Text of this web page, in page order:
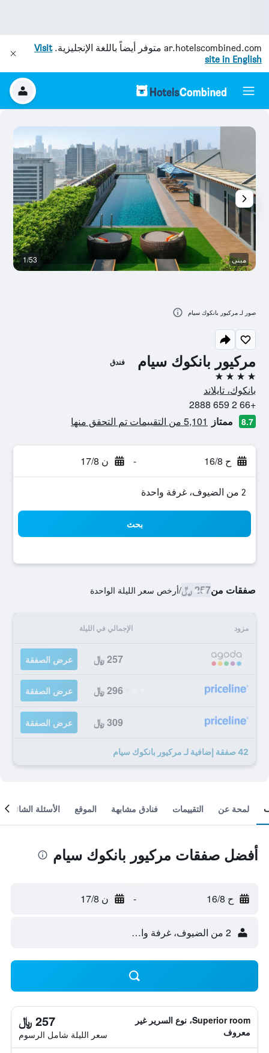
ar.hotelscombined.com متوفر أيضاً باللغة الإنجليزية.Visit
site in English
مركيور بانكوك سيام فندق
4 نجوم
بانكوك، تايلاند
+66 2 659 2888
8.7 ممتاز 5,101 من التقييمات تم التحقق منها
ح 16/8 - ن 17/8
2 من الضيوف، غرفة واحدة
بحث
صفقات من257 ﷼ /أرخص سعر الليلة الواحدة
مزود الإجمالي في الليلة
257 ﷼ عرض الصفقة
296 ﷼ عرض الصفقة
309 ﷼ عرض الصفقة
42 صفقة إضافية لـ مركيور بانكوك سيام
مبنى 1/53
صور لـ مركيور بانكوك سيام
لمحة عن التقييمات فنادق مشابهة الموقع الأسئلة الشائعة
أفضل صفقات مركيور بانكوك سيام
ح 16/8 - ن 17/8
2 من الضيوف، غرفة واحدة
Superior room، نوع السرير غير
معروف
257 ﷼
سعر الليلة شامل الرسوم